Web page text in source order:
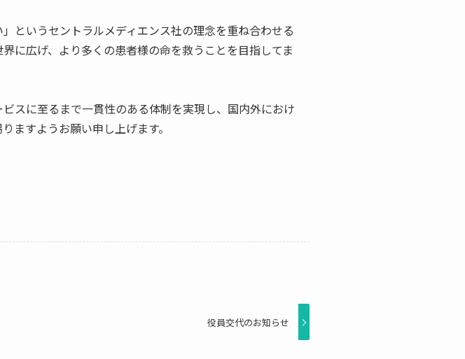
というセントラルメディエンス社の理念を重ね合わせる
に広げ、より多くの患者様の命を救うことを目指してま
スに至るまで一貫性のある体制を実現し、国内外におけ
ますようお願い申し上げます。
役員交代のお知らせ